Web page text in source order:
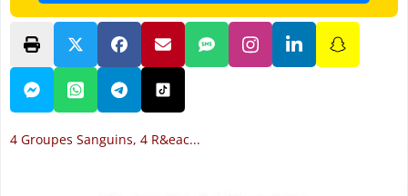
4 Groupes Sanguins, 4 R&eac...